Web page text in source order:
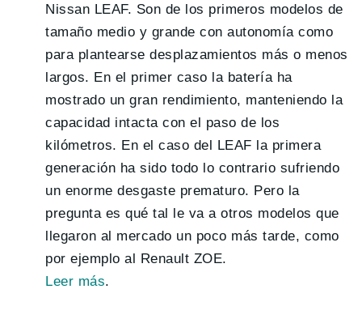
Nissan LEAF. Son de los primeros modelos de
tamaño medio y grande con autonomía como
para plantearse desplazamientos más o menos
largos. En el primer caso la batería ha
mostrado un gran rendimiento, manteniendo la
capacidad intacta con el paso de los
kilómetros. En el caso del LEAF la primera
generación ha sido todo lo contrario sufriendo
un enorme desgaste prematuro. Pero la
pregunta es qué tal le va a otros modelos que
llegaron al mercado un poco más tarde, como
por ejemplo al Renault ZOE.
Leer más.